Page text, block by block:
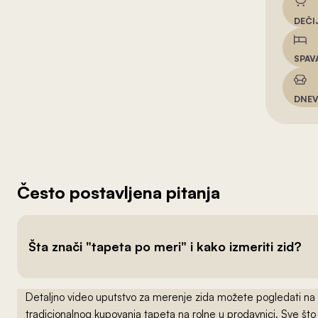
Često postavljena pitanja
Šta znači "tapeta po meri" i kako izmeriti zid?
Detaljno video uputstvo za merenje zida možete pogledati na
tradicionalnog kupovanja tapeta na rolne u prodavnici. Sve